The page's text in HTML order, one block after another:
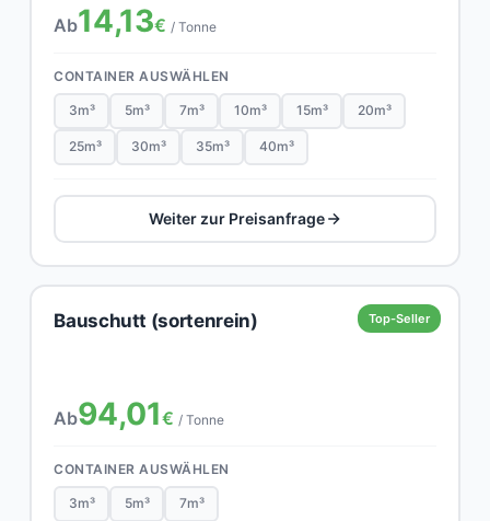
Ab14,13€ / Tonne
CONTAINER AUSWÄHLEN
3m³ 5m³ 7m³ 10m³ 15m³ 20m³
25m³ 30m³ 35m³ 40m³
Weiter zur Preisanfrage
Top-Seller
Bauschutt (sortenrein)
Ab94,01€ / Tonne
CONTAINER AUSWÄHLEN
3m³ 5m³ 7m³